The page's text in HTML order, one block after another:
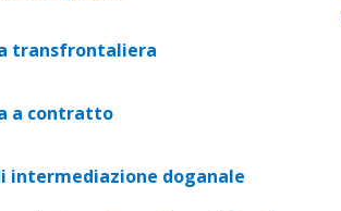
transfrontaliera
a contratto
intermediazione doganale